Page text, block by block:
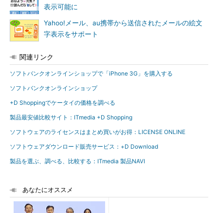
表示可能に
Yahoo!メール、au携帯から送信されたメールの絵文
字表示をサポート
関連リンク
ソフトバンクオンラインショップで「iPhone 3G」を購入する
ソフトバンクオンラインショップ
+D Shoppingでケータイの価格を調べる
製品最安値比較サイト：ITmedia +D Shopping
ソフトウェアのライセンスはまとめ買いがお得：LICENSE ONLINE
ソフトウェアダウンロード販売サービス：+D Download
製品を選ぶ、調べる、比較する：ITmedia 製品NAVI
あなたにオススメ